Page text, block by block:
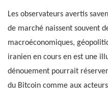
Les observateurs avertis
de marché naissent souvent
macroéconomiques,
iranien en cours en est une
dénouement pourrait
du Bitcoin comme aux